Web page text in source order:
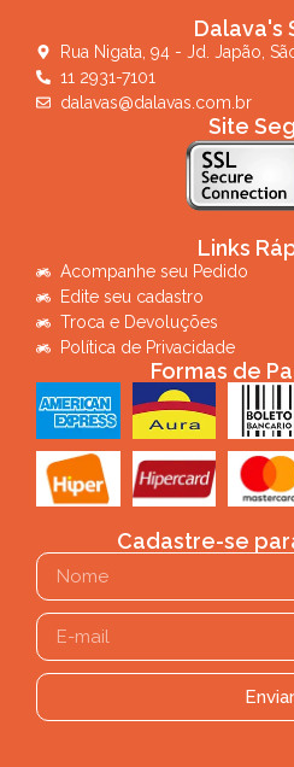
Dalava's
Rua Nigata, 94 - Jd. Japão,
11 2931-7101
dalavas@dalavas.com.br
Site
Links
Acompanhe seu Pedido
Edite seu cadastro
Troca e Devoluções
Política de Privacidade
Formas de
Cadastre-se
Enviar